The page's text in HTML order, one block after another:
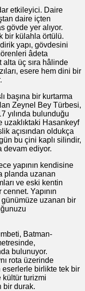
etkileyici. Daire
daire içten
gövde yer alıyor.
bir külahla örtülü.
yapı, gövdesini
âdeta
alta üç sıra hâlinde
esere hem dini bir
başına bir kurtarma
Zeynel Bey Türbesi,
yılında bulunduğu
uzaklıktaki Hasankeyf
açısından oldukça
bu çini kaplı silindir,
devam ediyor.
yapının kendisine
planda uzanan
ve eski kentin
Yapının
uzanan bir
Batman-
bulunuyor.
rota üzerinde
eserlerle birlikte tek bir
kültür turizmi
bir durak.